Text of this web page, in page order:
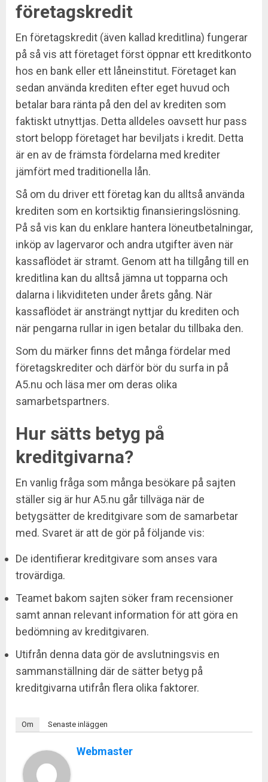
företagskredit
En företagskredit (även kallad kreditlina) fungerar
på så vis att företaget först öppnar ett kreditkonto
hos en bank eller ett låneinstitut. Företaget kan
sedan använda krediten efter eget huvud och
betalar bara ränta på den del av krediten som
faktiskt utnyttjas. Detta alldeles oavsett hur pass
stort belopp företaget har beviljats i kredit. Detta
är en av de främsta fördelarna med krediter
jämfört med traditionella lån.
Så om du driver ett företag kan du alltså använda
krediten som en kortsiktig finansieringslösning.
På så vis kan du enklare hantera löneutbetalningar,
inköp av lagervaror och andra utgifter även när
kassaflödet är stramt. Genom att ha tillgång till en
kreditlina kan du alltså jämna ut topparna och
dalarna i likviditeten under årets gång. När
kassaflödet är ansträngt nyttjar du krediten och
när pengarna rullar in igen betalar du tillbaka den.
Som du märker finns det många fördelar med
företagskrediter och därför bör du surfa in på
A5.nu och läsa mer om deras olika
samarbetspartners.
Hur sätts betyg på
kreditgivarna?
En vanlig fråga som många besökare på sajten
ställer sig är hur A5.nu går tillväga när de
betygsätter de kreditgivare som de samarbetar
med. Svaret är att de gör på följande vis:
De identifierar kreditgivare som anses vara
trovärdiga.
Teamet bakom sajten söker fram recensioner
samt annan relevant information för att göra en
bedömning av kreditgivaren.
Utifrån denna data gör de avslutningsvis en
sammanställning där de sätter betyg på
kreditgivarna utifrån flera olika faktorer.
Om Senaste inläggen
Webmaster